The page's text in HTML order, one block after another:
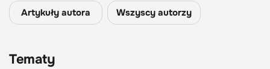
Artykuły autora Wszyscy autorzy
Tematy